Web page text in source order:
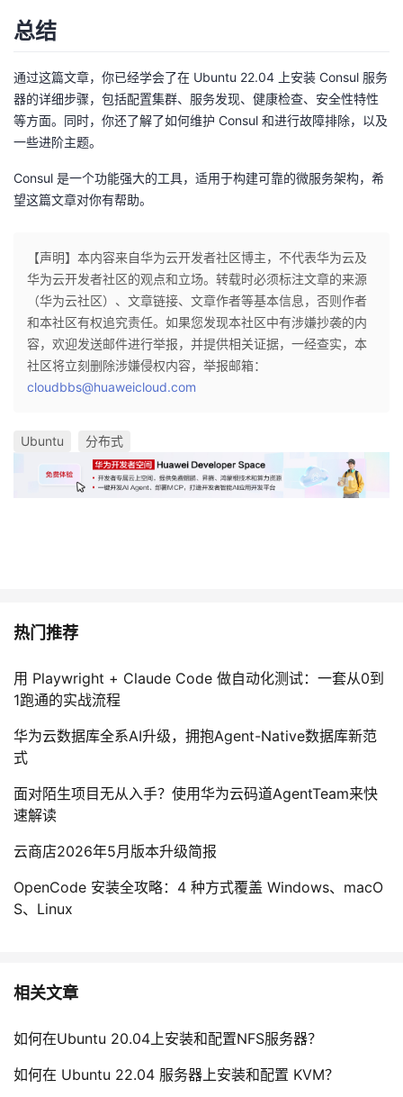
总结
通过这篇文章，你已经学会了在 Ubuntu 22.04 上安装 Consul 服务
器的详细步骤，包括配置集群、服务发现、健康检查、安全性特性
等方面。同时，你还了解了如何维护 Consul 和进行故障排除，以及
一些进阶主题。
Consul 是一个功能强大的工具，适用于构建可靠的微服务架构，希
望这篇文章对你有帮助。
【声明】本内容来自华为云开发者社区博主，不代表华为云及
华为云开发者社区的观点和立场。转载时必须标注文章的来源
（华为云社区）、文章链接、文章作者等基本信息，否则作者
和本社区有权追究责任。如果您发现本社区中有涉嫌抄袭的内
容，欢迎发送邮件进行举报，并提供相关证据，一经查实，本
社区将立刻删除涉嫌侵权内容，举报邮箱：
cloudbbs@huaweicloud.com
Ubuntu 分布式
热门推荐
用 Playwright + Claude Code 做自动化测试：一套从0到
1跑通的实战流程
华为云数据库全系AI升级，拥抱Agent-Native数据库新范
式
面对陌生项目无从入手？使用华为云码道AgentTeam来快
速解读
云商店2026年5月版本升级简报
OpenCode 安装全攻略：4 种方式覆盖 Windows、macO
S、Linux
相关文章
如何在Ubuntu 20.04上安装和配置NFS服务器？
如何在 Ubuntu 22.04 服务器上安装和配置 KVM？